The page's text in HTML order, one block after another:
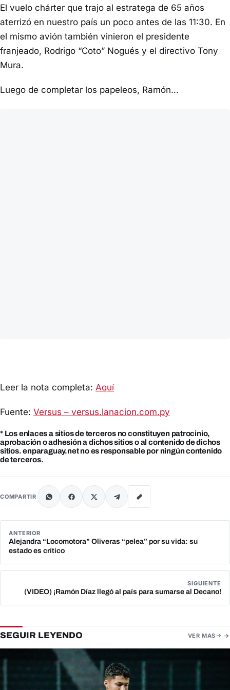
El vuelo chárter que trajo al estratega de 65 años
aterrizó en nuestro país un poco antes de las 11:30. En
el mismo avión también vinieron el presidente
franjeado, Rodrigo “Coto” Nogués y el directivo Tony
Mura.
Luego de completar los papeleos, Ramón…
Leer la nota completa: Aquí
Fuente: Versus – versus.lanacion.com.py
* Los enlaces a sitios de terceros no constituyen patrocinio,
aprobación o adhesión a dichos sitios o al contenido de dichos
sitios. enparaguay.net no es responsable por ningún contenido
de terceros.
COMPARTIR
ANTERIOR
Alejandra “Locomotora” Oliveras “pelea” por su vida: su
estado es crítico
SIGUIENTE
(VIDEO) ¡Ramón Díaz llegó al país para sumarse al Decano!
SEGUIR LEYENDO VER MAS